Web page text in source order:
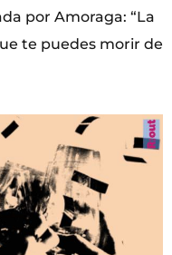
por Amoraga: “La
te puedes morir de